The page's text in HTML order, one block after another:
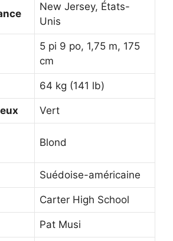
New Jersey, États-
Unis
5 pi 9 po, 1,75 m, 175
cm
64 kg (141 lb)
Vert
Blond
Suédoise-américaine
Carter High School
Pat Musi